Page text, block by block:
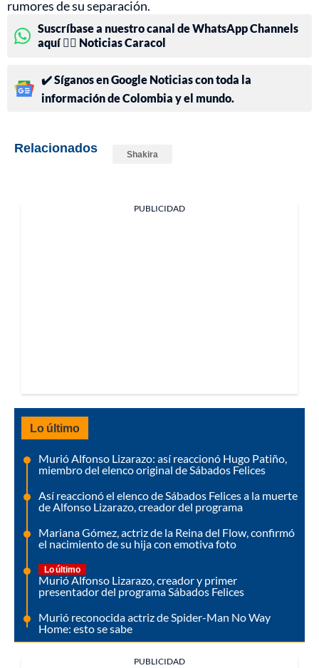
rumores de su separación.
Suscríbase a nuestro canal de WhatsApp Channels
aquí 👉🏻 Noticias Caracol
✔️ Síganos en Google Noticias con toda la
información de Colombia y el mundo.
Relacionados Shakira
PUBLICIDAD
Lo último
Murió Alfonso Lizarazo: así reaccionó Hugo Patiño,
miembro del elenco original de Sábados Felices
Así reaccionó el elenco de Sábados Felices a la muerte
de Alfonso Lizarazo, creador del programa
Mariana Gómez, actriz de la Reina del Flow, confirmó
el nacimiento de su hija con emotiva foto
Lo último
Murió Alfonso Lizarazo, creador y primer
presentador del programa Sábados Felices
Murió reconocida actriz de Spider-Man No Way
Home: esto se sabe
PUBLICIDAD